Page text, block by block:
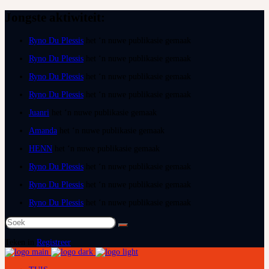
Ryno Du Plessis
Ryno Du Plessis
Ryno Du Plessis
Ryno Du Plessis
Juanri
Amanda
HENN
Ryno Du Plessis
Ryno Du Plessis
Ryno Du Plessis
Soek
na:
Registreer